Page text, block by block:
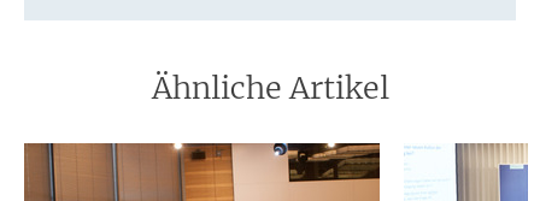
Ähnliche Artikel